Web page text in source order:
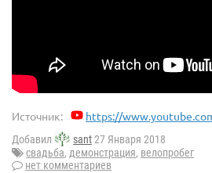
Источник: https://
Добавил sant27 Января 2018
свадьба, демонстрация, велопробег
нет комментариев